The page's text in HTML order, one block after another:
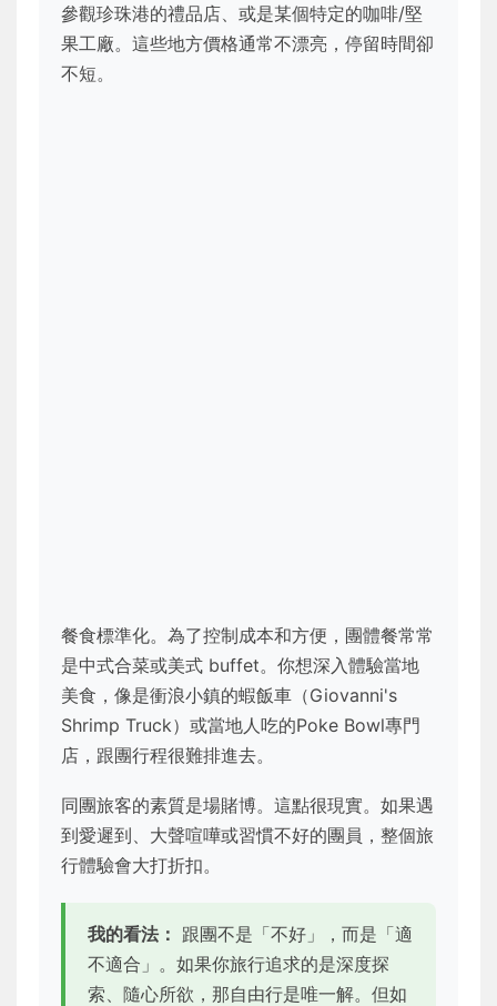
參觀珍珠港的禮品店、或是某個特定的咖啡/堅
果工廠。這些地方價格通常不漂亮，停留時間卻
不短。
餐食標準化。為了控制成本和方便，團體餐常常
是中式合菜或美式 buffet。你想深入體驗當地
美食，像是衝浪小鎮的蝦飯車（Giovanni's
Shrimp Truck）或當地人吃的Poke Bowl專門
店，跟團行程很難排進去。
同團旅客的素質是場賭博。這點很現實。如果遇
到愛遲到、大聲喧嘩或習慣不好的團員，整個旅
行體驗會大打折扣。
我的看法： 跟團不是「不好」，而是「適
不適合」。如果你旅行追求的是深度探
索、隨心所欲，那自由行是唯一解。但如